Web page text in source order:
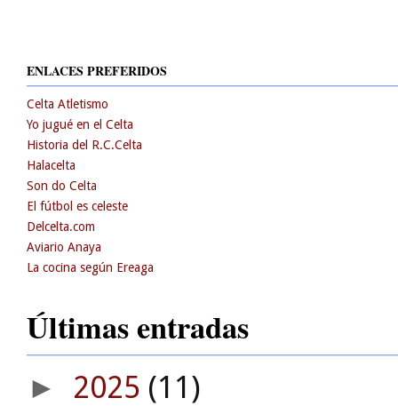
ENLACES PREFERIDOS
Celta Atletismo
Yo jugué en el Celta
Historia del R.C.Celta
Halacelta
Son do Celta
El fútbol es celeste
Delcelta.com
Aviario Anaya
La cocina según Ereaga
Últimas entradas
► 2025 (11)